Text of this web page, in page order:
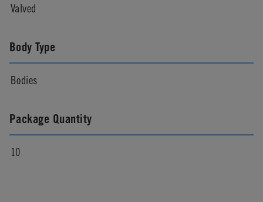
Valved
Body Type
Bodies
Package Quantity
10